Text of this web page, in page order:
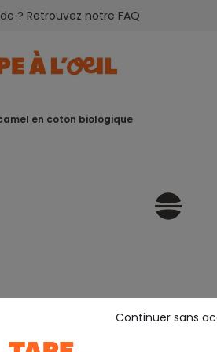
? Retrouvez notre FAQ
en coton biologique
Continuer sans